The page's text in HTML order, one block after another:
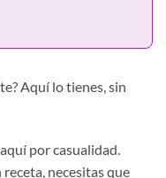
Aquí lo tienes, sin
por casualidad.
necesitas que